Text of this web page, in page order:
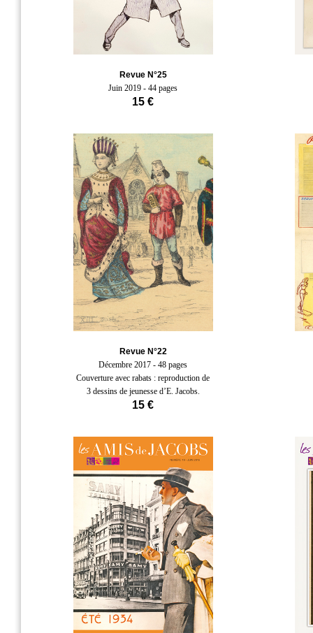
Revue N°25
Juin 2019 - 44 pages
15 €
Revue N°22
Décembre 2017 - 48 pages
Couverture avec rabats : reproduction de
3 dessins de jeunesse d’E. Jacobs.
15 €